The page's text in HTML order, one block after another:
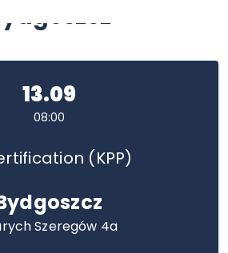
13.09
08:00
(KPP)
Szeregów 4a